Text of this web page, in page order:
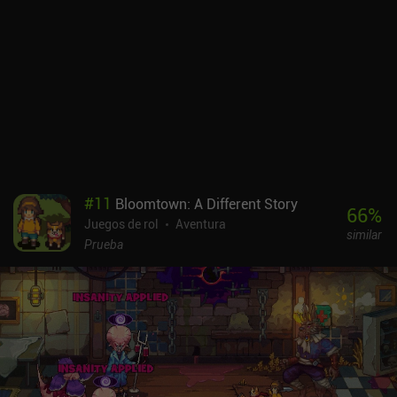
igual que su predecesor, es un juego imprescindible para cualquier
fan del género.
#11 Bloomtown: A Different Story
Juegos de rol
Aventura
Prueba
66%
similar